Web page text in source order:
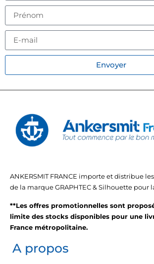
Envoyer
ANKERSMIT FRANCE importe et distribue
de la marque GRAPHTEC & Silhouette pour
**Les offres promotionnelles sont
limite des stocks disponibles pour une
France métropolitaine.
A propos